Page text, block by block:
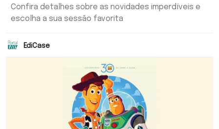
Confira detalhes sobre as novidades imperdíveis e
escolha a sua sessão favorita
EdiCase